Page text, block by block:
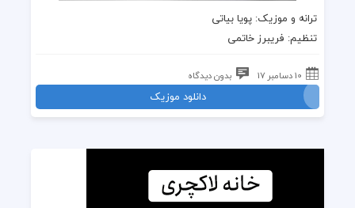
ترانه و موزیک:پویا بیاتی
تنظیم: فریبرز خاتمی
10 دسامبر 17 بدون دیدگاه
دانلود موزیک